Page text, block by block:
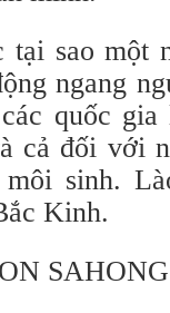
sao một
ngang
quốc
cả đối với
sinh.
Kinh.
SAHONG